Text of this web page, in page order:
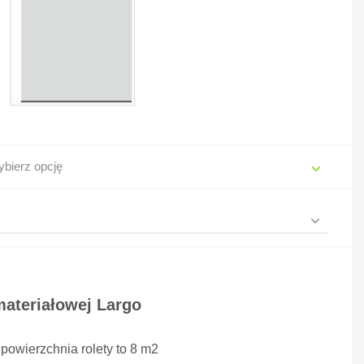
opcję
Largo
rolety to 8 m2